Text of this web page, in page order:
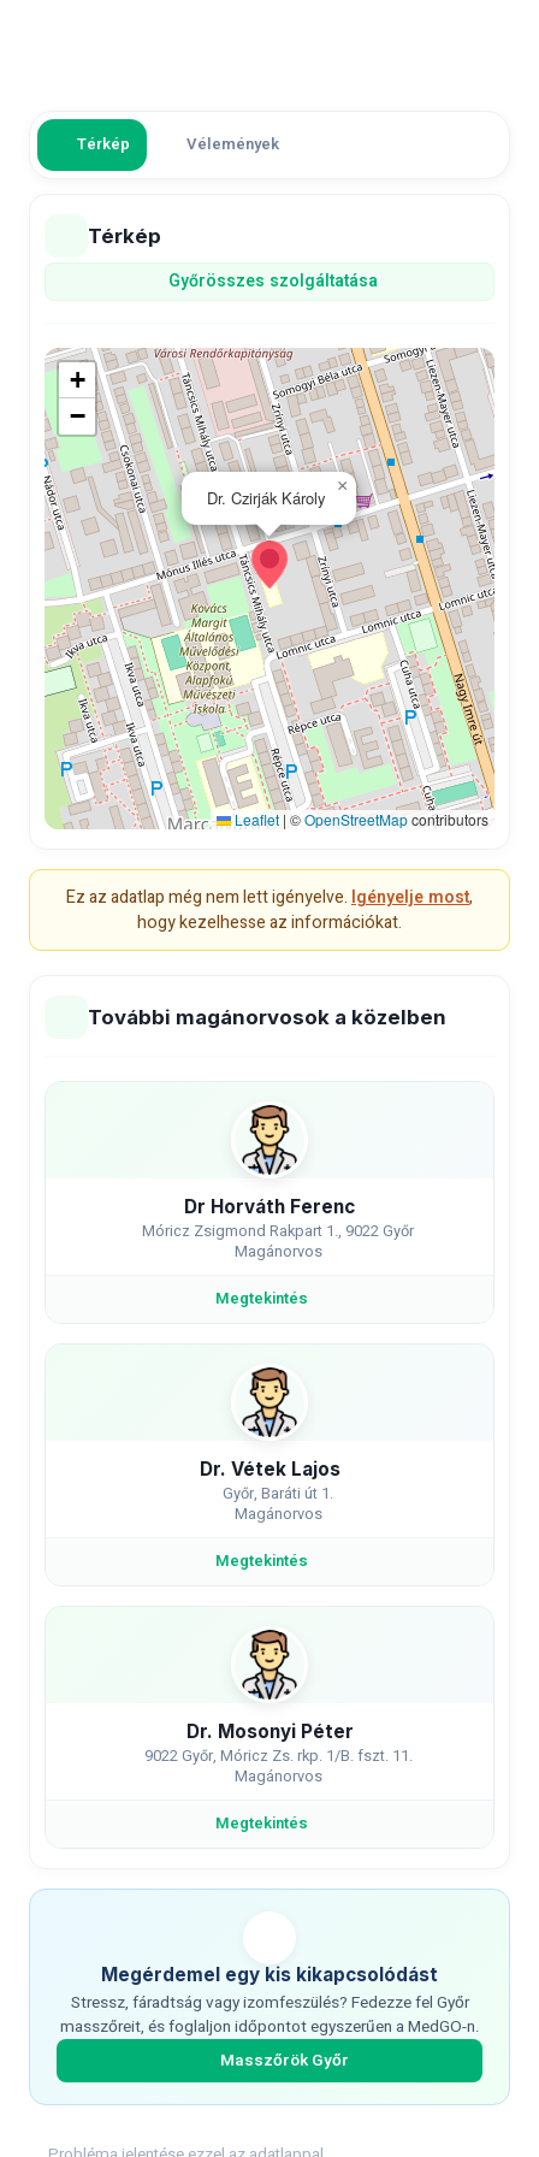
Térkép Vélemények
Térkép
Győrösszes szolgáltatása
Dr. Czirják Károly
×
+
−
Leaflet | ©OpenStreetMapcontributors
Ez az adatlap még nem lett igényelve. Igényelje most,
hogy kezelhesse az információkat.
További magánorvosok a közelben
Dr Horváth Ferenc
Móricz Zsigmond Rakpart 1., 9022 Győr
Magánorvos
Megtekintés
Dr. Vétek Lajos
Győr, Baráti út 1.
Magánorvos
Megtekintés
Dr. Mosonyi Péter
9022 Győr, Móricz Zs. rkp. 1/B. fszt. 11.
Magánorvos
Megtekintés
Megérdemel egy kis kikapcsolódást
Stressz, fáradtság vagy izomfeszülés? Fedezze fel Győr
masszőreit, és foglaljon időpontot egyszerűen a MedGO-n.
Masszőrök Győr